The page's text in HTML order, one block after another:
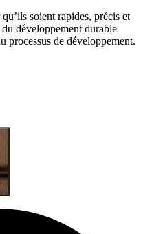
soient rapides, précis et
développement durable
processus de développement.